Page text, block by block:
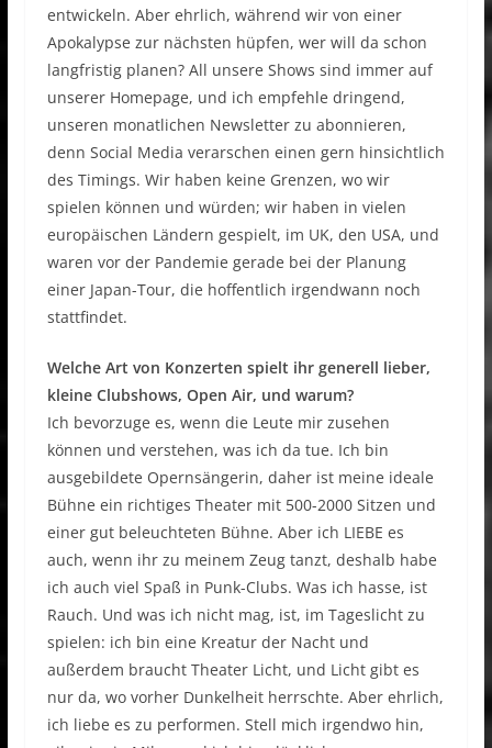
entwickeln. Aber ehrlich, während wir von einer
Apokalypse zur nächsten hüpfen, wer will da schon
langfristig planen? All unsere Shows sind immer auf
unserer Homepage, und ich empfehle dringend,
unseren monatlichen Newsletter zu abonnieren,
denn Social Media verarschen einen gern hinsichtlich
des Timings. Wir haben keine Grenzen, wo wir
spielen können und würden; wir haben in vielen
europäischen Ländern gespielt, im UK, den USA, und
waren vor der Pandemie gerade bei der Planung
einer Japan-Tour, die hoffentlich irgendwann noch
stattfindet.
Welche Art von Konzerten spielt ihr generell lieber,
kleine Clubshows, Open Air, und warum?
Ich bevorzuge es, wenn die Leute mir zusehen
können und verstehen, was ich da tue. Ich bin
ausgebildete Opernsängerin, daher ist meine ideale
Bühne ein richtiges Theater mit 500-2000 Sitzen und
einer gut beleuchteten Bühne. Aber ich LIEBE es
auch, wenn ihr zu meinem Zeug tanzt, deshalb habe
ich auch viel Spaß in Punk-Clubs. Was ich hasse, ist
Rauch. Und was ich nicht mag, ist, im Tageslicht zu
spielen: ich bin eine Kreatur der Nacht und
außerdem braucht Theater Licht, und Licht gibt es
nur da, wo vorher Dunkelheit herrschte. Aber ehrlich,
ich liebe es zu performen. Stell mich irgendwo hin,